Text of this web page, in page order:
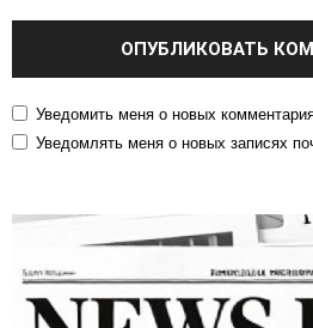
Уведомить меня о новых
Уведомлять меня о новых записях